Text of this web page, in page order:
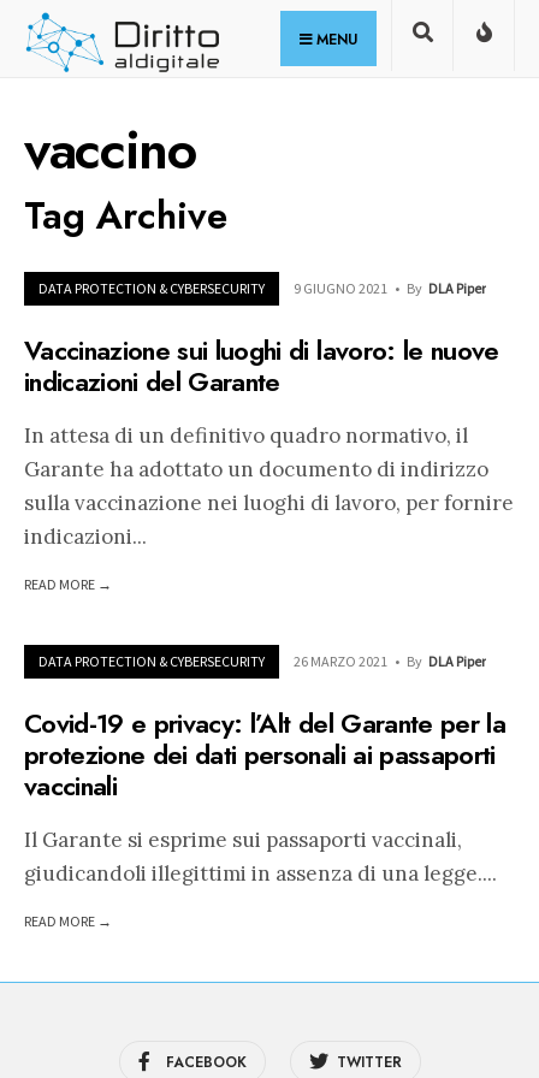
Skip
MENU
vaccino
Tag Archive
DATA PROTECTION & CYBERSECURITY 9 GIUGNO 2021 • By DLA Piper
Vaccinazione sui luoghi di lavoro: le nuove
indicazioni del Garante
In attesa di un definitivo quadro normativo, il
Garante ha adottato un documento di indirizzo
sulla vaccinazione nei luoghi di lavoro, per fornire
indicazioni...
READ MORE →
DATA PROTECTION & CYBERSECURITY 26 MARZO 2021 • By DLA Piper
Covid-19 e privacy: l’Alt del Garante per la
protezione dei dati personali ai passaporti
vaccinali
Il Garante si esprime sui passaporti vaccinali,
giudicandoli illegittimi in assenza di una legge....
READ MORE →
FACEBOOK TWITTER